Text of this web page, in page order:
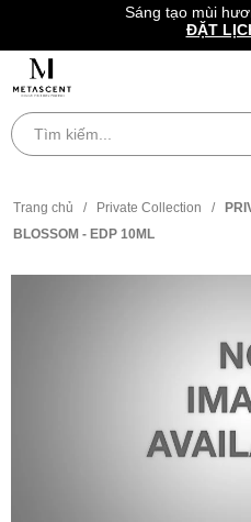
Sáng tạo mùi
ĐẶT
Trang chủ / Private Collection /
BLOSSOM - EDP 10ML